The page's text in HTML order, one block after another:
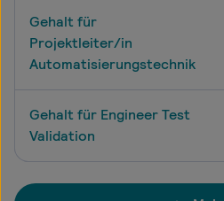
Gehalt für
Projektleiter/in
Automatisierungstechnik
Gehalt für Engineer Test
Validation